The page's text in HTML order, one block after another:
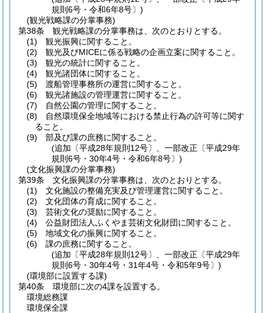
規則6号・令和6年8号〕)
(観光戦略課の分掌事務)
第38条
観光戦略課の分掌事務は、次のとおりとする。
(1)
観光振興に関すること。
(2)
観光及びMICEに係る戦略の企画立案に関すること。
(3)
観光の統計に関すること。
(4)
観光諸団体に関すること。
(5)
渡船管理事務所の運営に関すること。
(6)
観光諸施設の管理運営に関すること。
(7)
自然公園の管理に関すること。
(8)
自然環境保全地域等における禁止行為の許可等に関す
ること。
(9)
部及び課の庶務に関すること。
(追加〔平成28年規則12号〕、一部改正〔平成29年
規則6号・30年4号・令和6年8号〕)
(文化振興課の分掌事務)
第39条
文化振興課の分掌事務は、次のとおりとする。
(1)
文化施設の整備充実及び管理運営に関すること。
(2)
文化団体の育成に関すること。
(3)
芸術文化の奨励に関すること。
(4)
公益財団法人ふくやま芸術文化財団に関すること。
(5)
地域文化の振興に関すること。
(6)
課の庶務に関すること。
(追加〔平成28年規則12号〕、一部改正〔平成29年
規則6号・30年4号・31年4号・令和5年9号〕)
(環境部に設置する課)
第40条
環境部に次の4課を設置する。
環境総務課
環境保全課